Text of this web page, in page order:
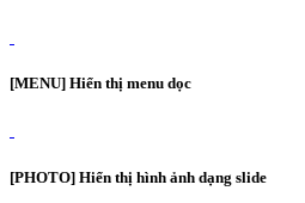
[MENU] Hiển thị menu dọc
[PHOTO] Hiển thị hình ảnh dạng slide